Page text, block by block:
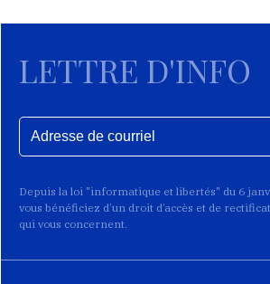
LETTRE D'INFO
Depuis la loi "informatique et libertés" du 6
vous bénéficiez d’un droit d’accès et de
qui vous concernent.